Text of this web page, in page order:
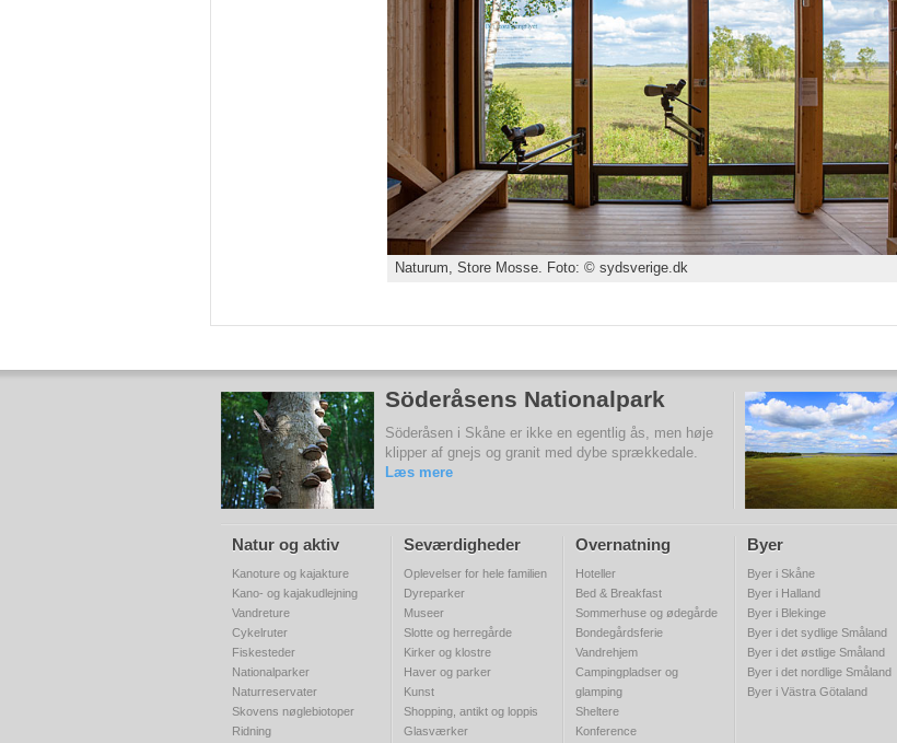
Naturum, Store Mosse. Foto: © sydsverige.dk
Söderåsens Nationalpark
Söderåsen i Skåne er ikke en egentlig ås, men høje
klipper af gnejs og granit med dybe sprækkedale.
Læs mere
Natur og aktiv
Kanoture og kajakture
Kano- og kajakudlejning
Vandreture
Cykelruter
Fiskesteder
Nationalparker
Naturreservater
Skovens nøglebiotoper
Ridning
Seværdigheder
Oplevelser for hele familien
Dyreparker
Museer
Slotte og herregårde
Kirker og klostre
Haver og parker
Kunst
Shopping, antikt og loppis
Glasværker
Overnatning
Hoteller
Bed & Breakfast
Sommerhuse og ødegårde
Bondegårdsferie
Vandrehjem
Campingpladser og
glamping
Sheltere
Konference
Byer
Byer i Skåne
Byer i Halland
Byer i Blekinge
Byer i det sydlige Småland
Byer i det østlige Småland
Byer i det nordlige Småland
Byer i Västra Götaland